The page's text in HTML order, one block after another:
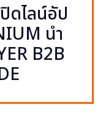
ดไลน์อัป
นำ
B2B